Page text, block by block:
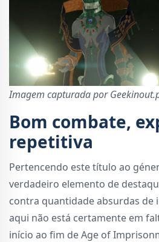
Imagem capturada por
Bom combate,
repetitiva
Pertencendo este título ao
verdadeiro elemento de
contra quantidade absurdas de
aqui não está certamente em
início ao fim de Age of